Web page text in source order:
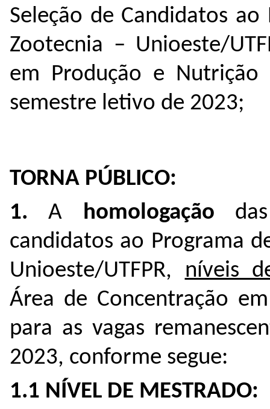
Seleção de Candidatos
Zootecnia – Unioeste/
em Produção e
semestre letivo de 2023;
TORNA PÚBLICO:
1. A homologação
candidatos ao Programa
Unioeste/UTFPR, níveis
Área de Concentração
para as vagas
2023, conforme segue:
1.1 NÍVEL DE MESTRADO: